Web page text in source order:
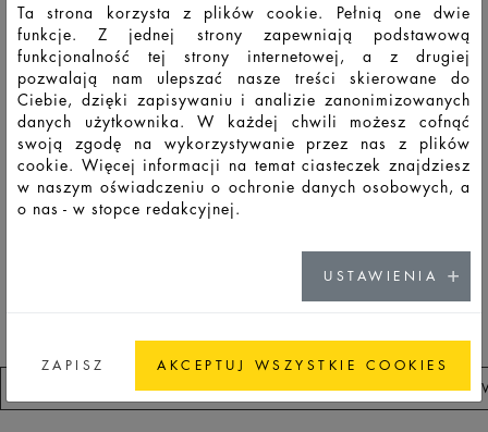
F13246 LSO 100 110 210 110,6 46,2 46,2 9,3
F13245 LSO 120 128 234 124,6 46,2 46,2 9,3
YOU MIGHT ALSO BE INTERESTED IN
PRZEJDŹ DO LISTA OBSERWOWANYCH
Ta strona korzysta z plików cookie. Pełnią one dwie
funkcje. Z jednej strony zapewniają podstawową
funkcjonalność tej strony internetowej, a z drugiej
pozwalają nam ulepszać nasze treści skierowane do
Ciebie, dzięki zapisywaniu i analizie zanonimizowanych
danych użytkownika. W każdej chwili możesz cofnąć
swoją zgodę na wykorzystywanie przez nas z plików
cookie. Więcej informacji na temat ciasteczek znajdziesz
w naszym oświadczeniu o ochronie danych osobowych, a
o nas - w stopce redakcyjnej.
USTAWIENIA
ZAPISZ AKCEPTUJ WSZYSTKIE COOKIES